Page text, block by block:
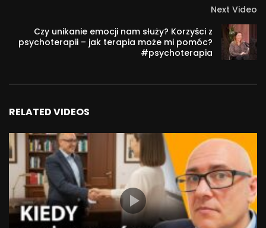
Next Video
Czy unikanie emocji nam służy? Korzyści z
psychoterapii – jak terapia może mi pomóc?
#psychoterapia
RELATED VIDEOS